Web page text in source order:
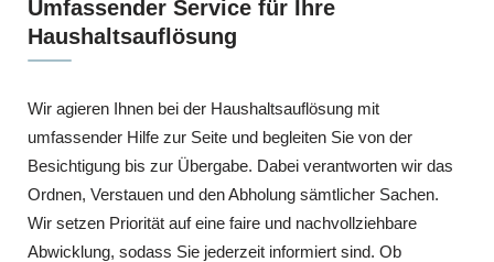
Umfassender Service für Ihre
Haushaltsauflösung
Wir agieren Ihnen bei der Haushaltsauflösung mit
umfassender Hilfe zur Seite und begleiten Sie von der
Besichtigung bis zur Übergabe. Dabei verantworten wir das
Ordnen, Verstauen und den Abholung sämtlicher Sachen.
Wir setzen Priorität auf eine faire und nachvollziehbare
Abwicklung, sodass Sie jederzeit informiert sind. Ob